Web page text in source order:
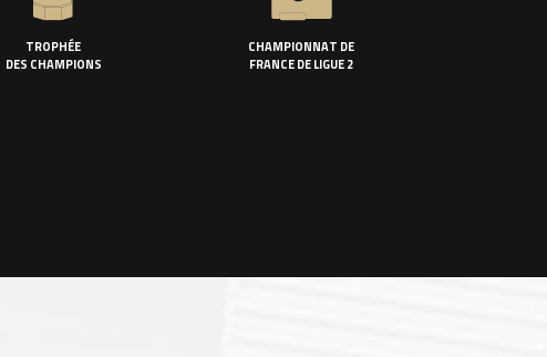
TROPHÉE
DES CHAMPIONS
CHAMPIONNAT DE
FRANCE DE LIGUE 2